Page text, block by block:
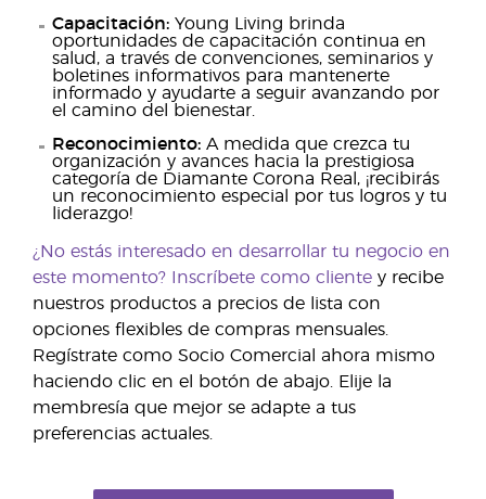
Capacitación: Young Living brinda
oportunidades de capacitación continua en
salud, a través de convenciones, seminarios y
boletines informativos para mantenerte
informado y ayudarte a seguir avanzando por
el camino del bienestar.
Reconocimiento: A medida que crezca tu
organización y avances hacia la prestigiosa
categoría de Diamante Corona Real, ¡recibirás
un reconocimiento especial por tus logros y tu
liderazgo!
¿No estás interesado en desarrollar tu negocio en
este momento?
Inscríbete como cliente y recibe
nuestros productos a precios de lista con
opciones flexibles de compras mensuales.
Regístrate como Socio Comercial ahora mismo
haciendo clic en el botón de abajo. Elije la
membresía que mejor se adapte a tus
preferencias actuales.